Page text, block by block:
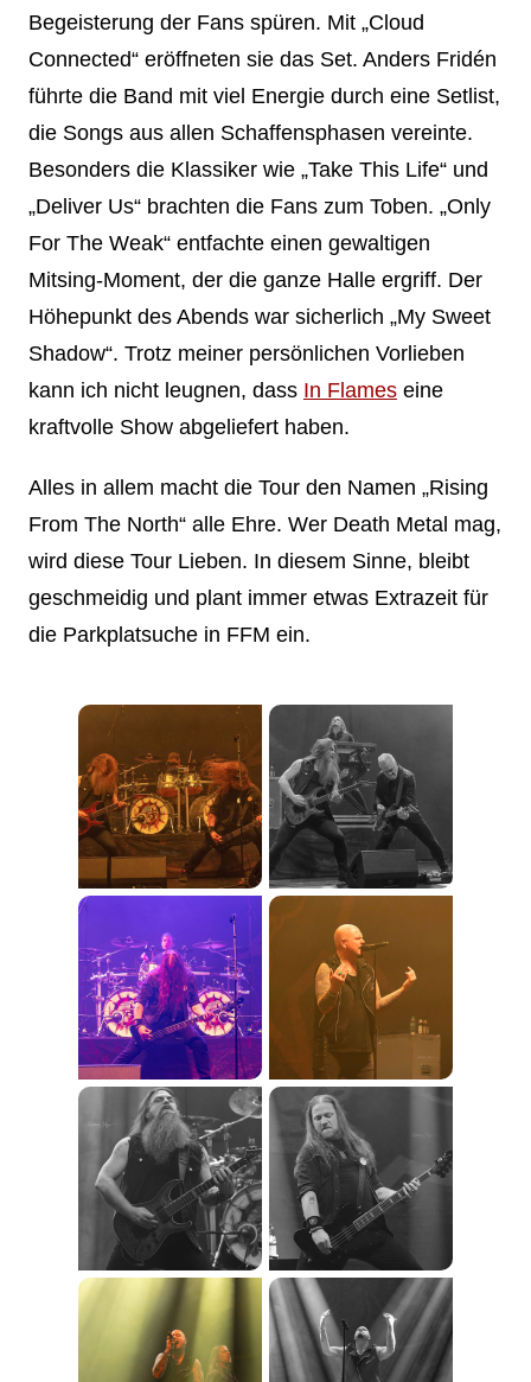
Begeisterung der Fans spüren. Mit „Cloud
Connected“ eröffneten sie das Set. Anders Fridén
führte die Band mit viel Energie durch eine Setlist,
die Songs aus allen Schaffensphasen vereinte.
Besonders die Klassiker wie „Take This Life“ und
„Deliver Us“ brachten die Fans zum Toben. „Only
For The Weak“ entfachte einen gewaltigen
Mitsing-Moment, der die ganze Halle ergriff. Der
Höhepunkt des Abends war sicherlich „My Sweet
Shadow“. Trotz meiner persönlichen Vorlieben
kann ich nicht leugnen, dass In Flameseine
kraftvolle Show abgeliefert haben.
Alles in allem macht die Tour den Namen „Rising
From The North“ alle Ehre. Wer Death Metal mag,
wird diese Tour Lieben. In diesem Sinne, bleibt
geschmeidig und plant immer etwas Extrazeit für
die Parkplatsuche in FFM ein.